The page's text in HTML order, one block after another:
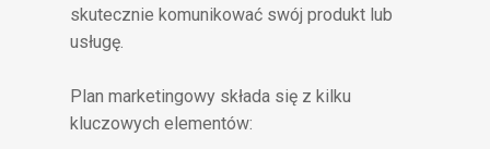
skutecznie komunikować swój produkt lub
usługę.
Plan marketingowy składa się z kilku
kluczowych elementów: